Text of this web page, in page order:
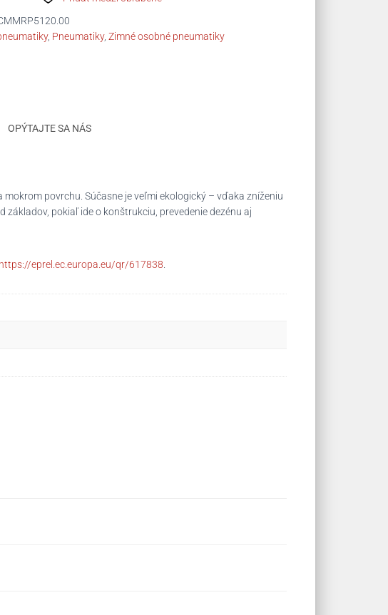
, Pneumatiky, Zimné osobné pneumatiky
OPÝTAJTE SA NÁS
povrchu. Súčasne je veľmi ekologický – vďaka zníženiu
pokiaľ ide o konštrukciu, prevedenie dezénu aj
https://eprel.ec.europa.eu/qr/617838